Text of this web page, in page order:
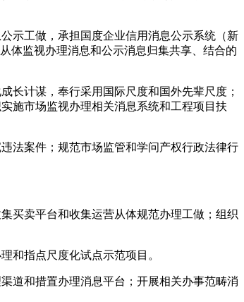
示工做，承担国度企业信用消息公示系统（新
体监视办理消息和公示消息归集共享、结合的
计谋，奉行采用国际尺度和国外先辈尺度；
施市场监视办理相关消息系统和工程项目扶
法案件；规范市场监管和学问产权行政法律行
买卖平台和收集运营从体规范办理工做；组织
指点尺度化试点示范项目。
道和措置办理消息平台；开展相关办事范畴消